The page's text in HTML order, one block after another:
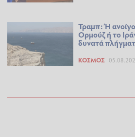
Τραμπ: Ή
Ορμούζ ή το
δυνατά
ΚΌΣΜΟΣ